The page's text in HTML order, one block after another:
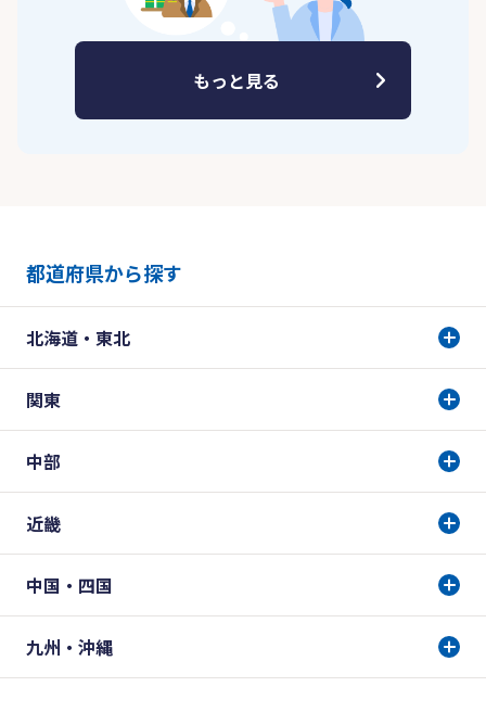
もっと見る
都道府県から探す
北海道・東北
関東
中部
近畿
中国・四国
九州・沖縄